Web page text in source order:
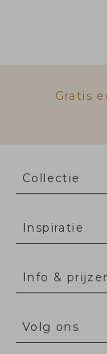
Gratis
Collectie
Inspiratie
Info &
Volg ons